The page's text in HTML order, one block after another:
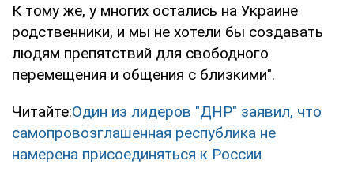
К тому же, у многих остались на Украине
родственники, и мы не хотели бы создавать
людям препятствий для свободного
перемещения и общения с близкими".
Читайте:Один из лидеров "ДНР" заявил, что
самопровозглашенная республика не
намерена присоединяться к России